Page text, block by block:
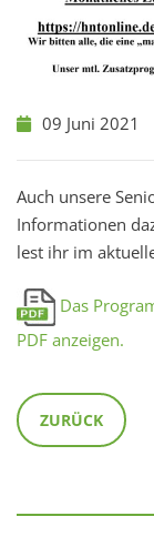
09 Juni 2021
Auch unsere
Informationen
lest ihr im
Das
PDF anzeigen.
ZURÜCK